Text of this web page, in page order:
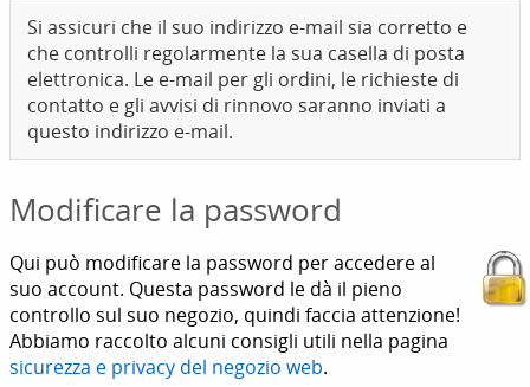
Si assicuri che il suo indirizzo e-mail sia corretto e
che controlli regolarmente la sua casella di posta
elettronica. Le e-mail per gli ordini, le richieste di
contatto e gli avvisi di rinnovo saranno inviati a
questo indirizzo e-mail.
Modificare la password
Qui può modificare la password per accedere al
suo account. Questa password le dà il pieno
controllo sul suo negozio, quindi faccia attenzione!
Abbiamo raccolto alcuni consigli utili nella pagina
sicurezza e privacy del negozio web.